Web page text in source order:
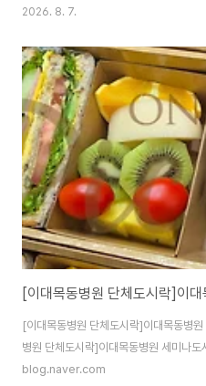
2026. 8. 7.
[이대목동병원 단체도시락]이대목동병
병원 단체도시락]이대목동병원 세미나
blog.naver.com